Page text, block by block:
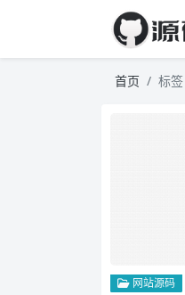
首页 标签
网站源码